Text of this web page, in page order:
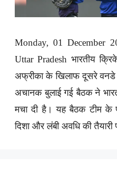
Monday, 01 December
Uttar Pradesh भारतीय
अफ्रीका के खिलाफ दूसरे
अचानक बुलाई गई बैठक ने
मचा दी है। यह बैठक टीम के
दिशा और लंबी अवधि की